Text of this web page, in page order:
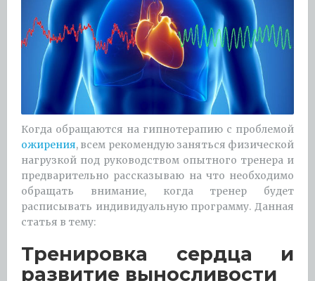
Когда обращаются на гипнотерапию с проблемой
ожирения, всем рекомендую заняться физической
нагрузкой под руководством опытного тренера и
предварительно рассказываю на что необходимо
обращать внимание, когда тренер будет
расписывать индивидуальную программу. Данная
статья в тему:
Тренировка сердца и
развитие выносливости